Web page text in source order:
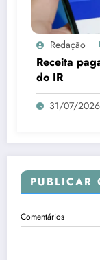
Redação
Receita
do IR
31/07/2026
PUBLICAR
Comentários